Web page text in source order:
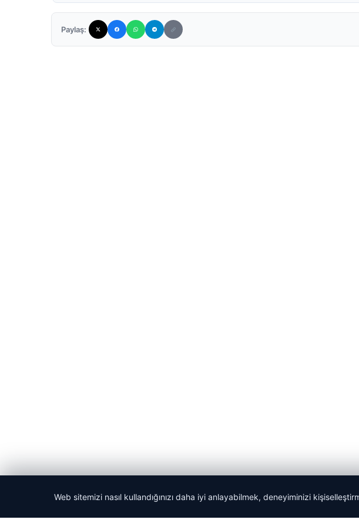
Paylaş:
© 2026 Son Dakika Net – Güncel Haberler
Web sitemizi nasıl kullandığınızı daha iyi anlayabilmek, deneyiminizi